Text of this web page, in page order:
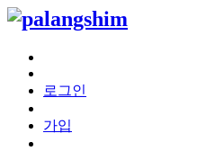
로그인
가입